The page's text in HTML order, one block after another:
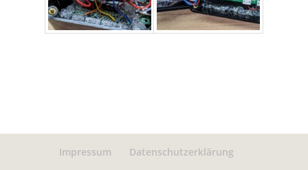
Impressum Datenschutzerklärung